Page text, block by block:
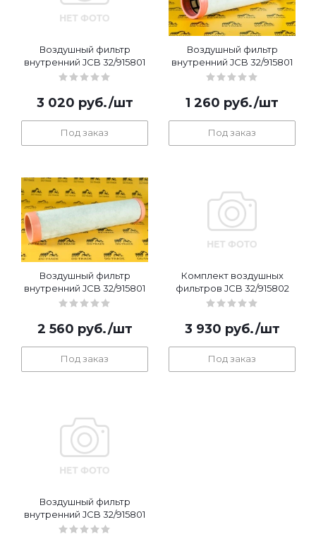
Воздушный фильтр
внутренний JCB 32/915801
3 020 руб./шт
Под заказ
Воздушный фильтр
внутренний JCB 32/915801
1 260 руб./шт
Под заказ
Воздушный фильтр
внутренний JCB 32/915801
2 560 руб./шт
Под заказ
Комплект воздушных
фильтров JCB 32/915802
3 930 руб./шт
Под заказ
Воздушный фильтр
внутренний JCB 32/915801